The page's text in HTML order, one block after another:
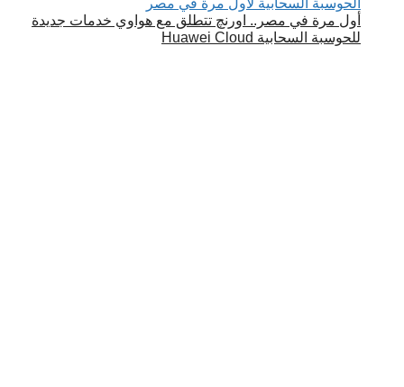
أول مرة في مصر.. اورنچ تتطلق مع هواوي خدمات جديدة
للحوسبة السحابية Huawei Cloud